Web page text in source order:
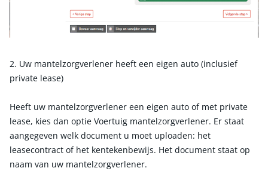
2. Uw mantelzorgverlener heeft een eigen auto (inclusief
private lease)
Heeft uw mantelzorgverlener een eigen auto of met private
lease, kies dan optie Voertuig mantelzorgverlener. Er staat
aangegeven welk document u moet uploaden: het
leasecontract of het kentekenbewijs. Het document staat op
naam van uw mantelzorgverlener.